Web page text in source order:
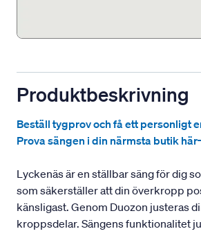
Produktbeskrivning
Beställ tygprov och få ett personligt
Prova sängen i din närmsta butik
Lyckenäs är en ställbar säng för dig
som säkerställer att din överkropp
känsligast. Genom Duozon justeras
kroppsdelar. Sängens funktionalitet